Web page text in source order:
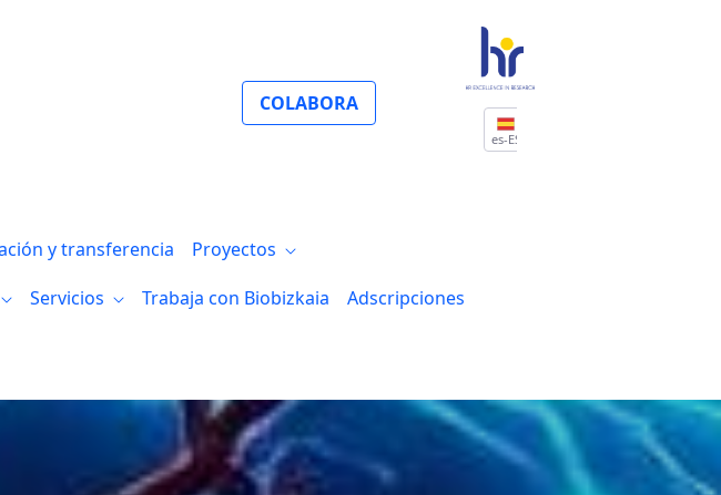
COLABORA
es-ES
y transferencia
Proyectos
Servicios Trabaja con Biobizkaia
Adscripciones